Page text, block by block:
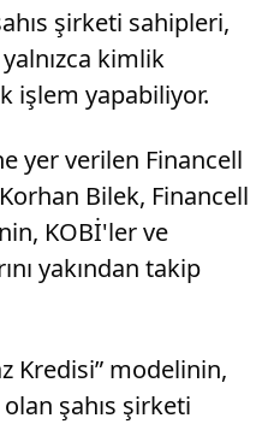
şirketi sahipleri,
kimlik
işlem yapabiliyor.
yer verilen Financell
Bilek, Financell
KOBİ'ler ve
yakından takip
Kredisi” modelinin,
olan şahıs şirketi